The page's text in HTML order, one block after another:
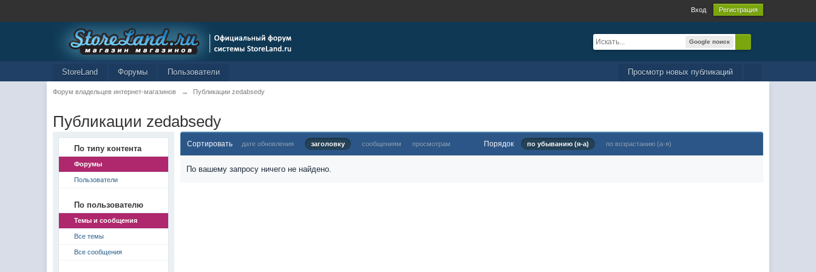
Вход Регистрация
Google поиск
Просмотр новых публикаций
StoreLand Форумы Пользователи
Форум владельцев интернет-магазинов → Публикации zedabsedy
Публикации zedabsedy
По типу контента
Форумы
Пользователи
По пользователю
Темы и сообщения
Все темы
Все сообщения
Сортировать дате обновления заголовку сообщениям просмотрам Порядок по убыванию (я-а) по возрастанию (а-я)
По вашему запросу ничего не найдено.